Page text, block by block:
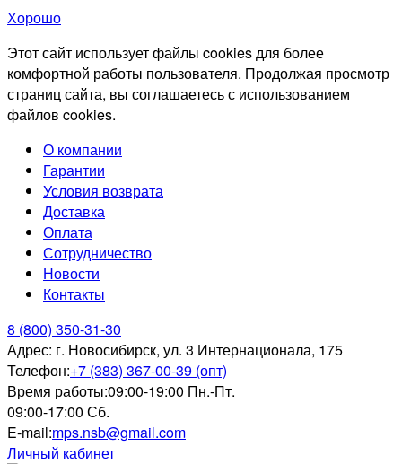
Хорошо
Этот сайт использует файлы cookies для более
комфортной работы пользователя. Продолжая просмотр
страниц сайта, вы соглашаетесь с использованием
файлов cookies.
О компании
Гарантии
Условия возврата
Доставка
Оплата
Сотрудничество
Новости
Контакты
8 (800) 350-31-30
Адрес: г. Новосибирск, ул. 3 Интернационала, 175
Телефон:+7 (383) 367-00-39 (опт)
Время работы:09:00-19:00 Пн.-Пт.
09:00-17:00 Сб.
E-mail:mps.nsb@gmail.com
Личный кабинет